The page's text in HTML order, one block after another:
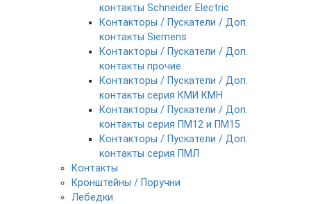
контакты Schneider Electric
Контакторы / Пускатели / Доп.
контакты Siemens
Контакторы / Пускатели / Доп.
контакты прочие
Контакторы / Пускатели / Доп.
контакты серия КМИ КМН
Контакторы / Пускатели / Доп.
контакты серия ПМ12 и ПМ15
Контакторы / Пускатели / Доп.
контакты серия ПМЛ
Контакты
Кронштейны / Поручни
Лебедки